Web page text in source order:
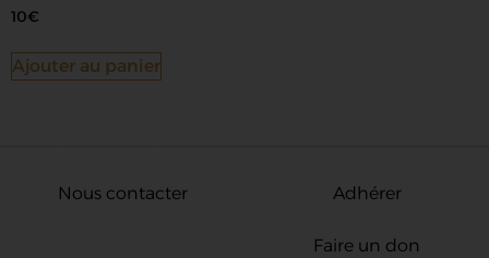
10€
Ajouter au panier
Nous contacter Adhérer
Faire un don